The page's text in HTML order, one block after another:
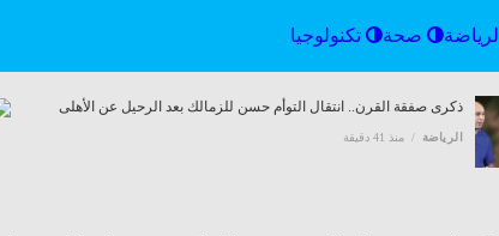
إقتصاد الرياضة
ذكرى صفقة القرن.. انتقال التوأم حسن للزمالك بعد الرحيل عن الأهلى
الرياضة منذ 41 دقيقة